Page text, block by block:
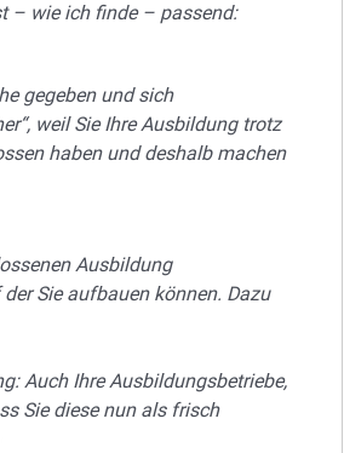
– wie ich finde – passend:
gegeben und sich
weil Sie Ihre Ausbildung trotz
haben und deshalb machen
Ausbildung
Sie aufbauen können. Dazu
Auch Ihre Ausbildungsbetriebe,
Sie diese nun als frisch